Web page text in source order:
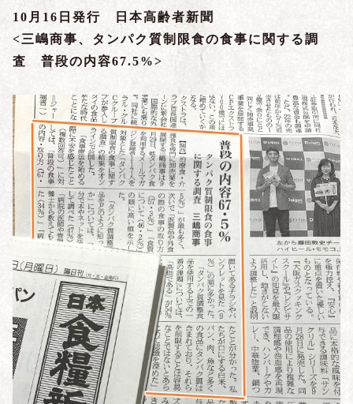
10月16日発行 日本高齢者新聞
<三嶋商事、タンパク質制限食の食事に関する調
査 普段の内容67.5%>